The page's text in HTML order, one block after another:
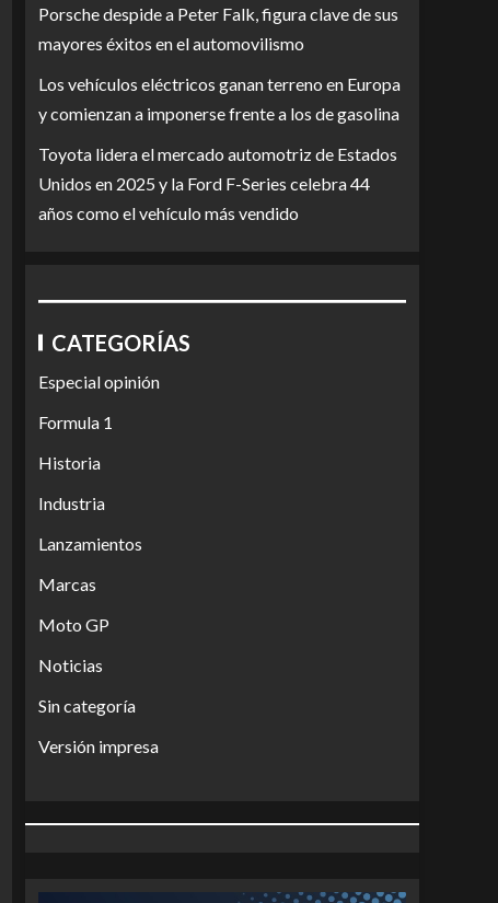
Porsche despide a Peter Falk, figura clave de sus
mayores éxitos en el automovilismo
Los vehículos eléctricos ganan terreno en Europa
y comienzan a imponerse frente a los de gasolina
Toyota lidera el mercado automotriz de Estados
Unidos en 2025 y la Ford F-Series celebra 44
años como el vehículo más vendido
CATEGORÍAS
Especial opinión
Formula 1
Historia
Industria
Lanzamientos
Marcas
Moto GP
Noticias
Sin categoría
Versión impresa